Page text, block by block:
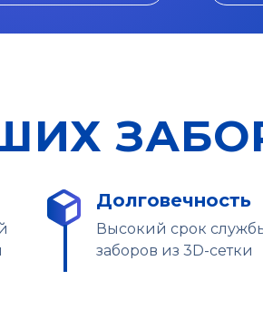
Высокий срок
заборов из 3D-сетки
Долговечность